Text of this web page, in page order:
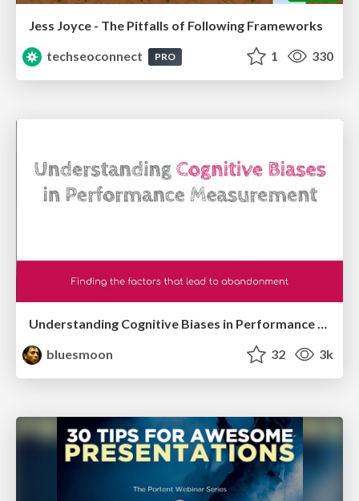
Jess Joyce - The Pitfalls of Following Frameworks
techseoconnect
PRO 1 330
Understanding Cognitive Biases in Performance Measurement
bluesmoon
32 3k